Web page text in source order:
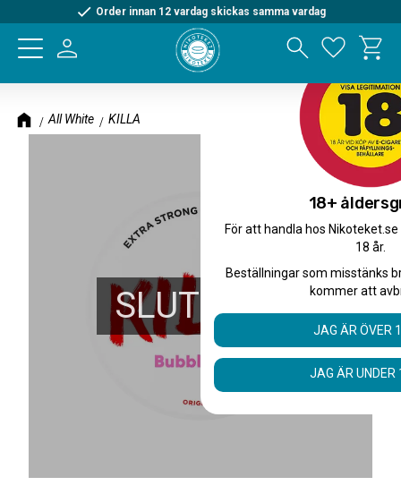
Meny
Order innan 12 vardag skickas samma vardag
All White KILLA
SLUTSÅLD
18+
För att handla hos
18 år.
Beställningar som misstänks
kommer att
JAG ÄR ÖVER
JAG ÄR UNDER